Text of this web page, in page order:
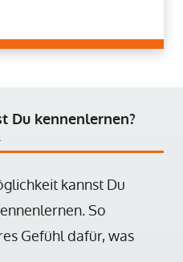
Du kennenlernen?
kannst Du
So
Gefühl dafür, was